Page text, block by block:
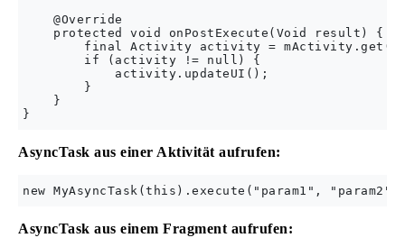
    @Override
    protected void onPostExecute(Void result) {
final Activity activity =
        if (activity != null) {
            activity.updateUI();
        }
    }
AsyncTask aus einer Aktivität aufrufen:
AsyncTask aus einem Fragment aufrufen: